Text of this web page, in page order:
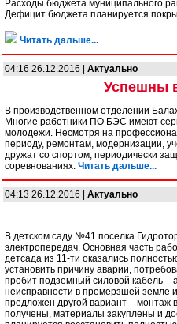
Расходы бюджета муниципального
Дефицит бюджета планируется
Читать дальше...
04:16 26.12.2016 | Актуально
Успешны
В производственном отделении
Многие работники ПО БЭС имеют
молодежи. Несмотря на
периоду, ремонтам, модернизации,
дружат со спортом, периодически
соревнованиях. Читать дальше...
04:13 26.12.2016 | Актуально
В детском саду №41 поселка
электропередач. Основная часть
детсада из 11-ти оказались
установить причину аварии,
пробит подземный силовой кабель –
неисправности в промерзшей земле
предложен другой вариант – монтаж
получены, материалы закуплены и